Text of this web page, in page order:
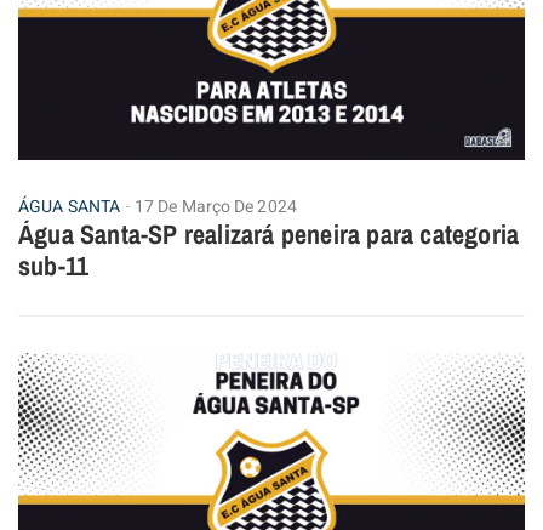
ÁGUA SANTA 17 De Março De 2024
Água Santa-SP realizará peneira para categoria
sub-11